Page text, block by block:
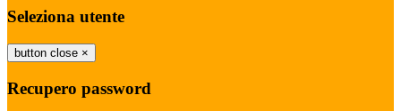
Seleziona utente
button close ×
Recupero password